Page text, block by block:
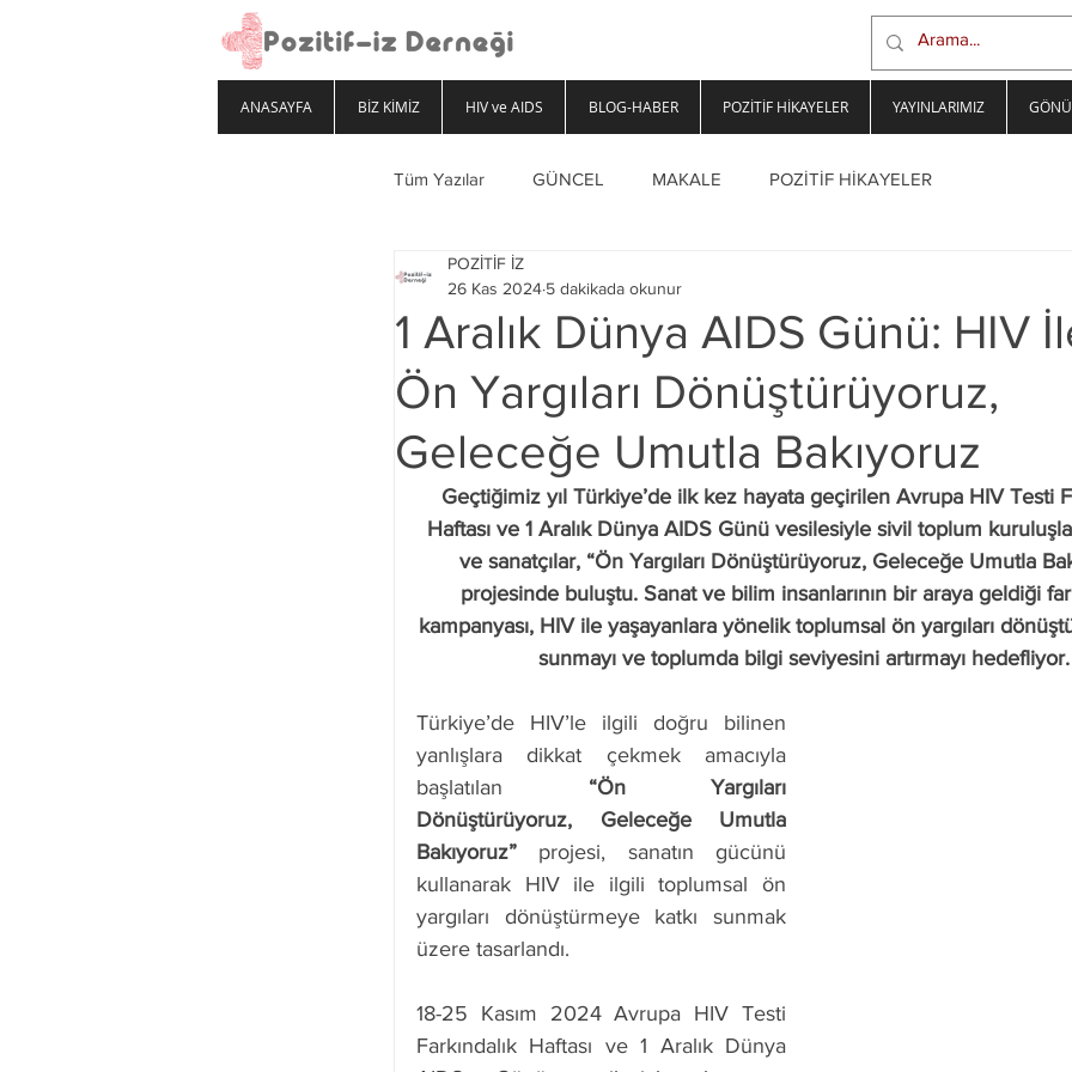
Tüm Yazılar GÜNCEL MAKALE POZİTİF HİKAYELER
1 Aralık Dünya AIDS Günü: HIV
Ön Yargıları Dönüştürüyoruz,
Geleceğe Umutla Bakıyoruz
POZİTİF İZ
26 Kas 2024 5 dakikada okunur
Geçtiğimiz yıl Türkiye’de ilk kez hayata geçirilen Avrupa HIV Testi
Haftası ve 1 Aralık Dünya AIDS Günü vesilesiyle sivil toplum
ve sanatçılar, “Ön Yargıları Dönüştürüyoruz, Geleceğe Umutla
projesinde buluştu. Sanat ve bilim insanlarının bir araya geldiği
kampanyası, HIV ile yaşayanlara yönelik toplumsal ön yargıları
sunmayı ve toplumda bilgi seviyesini artırmayı hedefliyor.
Türkiye’de HIV’le ilgili doğru bilinen
yanlışlara dikkat çekmek amacıyla
başlatılan “Ön Yargıları
Dönüştürüyoruz, Geleceğe Umutla
Bakıyoruz” projesi, sanatın gücünü
kullanarak HIV ile ilgili toplumsal ön
yargıları dönüştürmeye katkı sunmak
üzere tasarlandı.
18-25 Kasım 2024 Avrupa HIV Testi
Farkındalık Haftası ve 1 Aralık Dünya
ANASAYFA BİZ KİMİZ HIV ve AIDS BLOG-HABER POZİTİF HİKAYELER YAYINLARIMIZ